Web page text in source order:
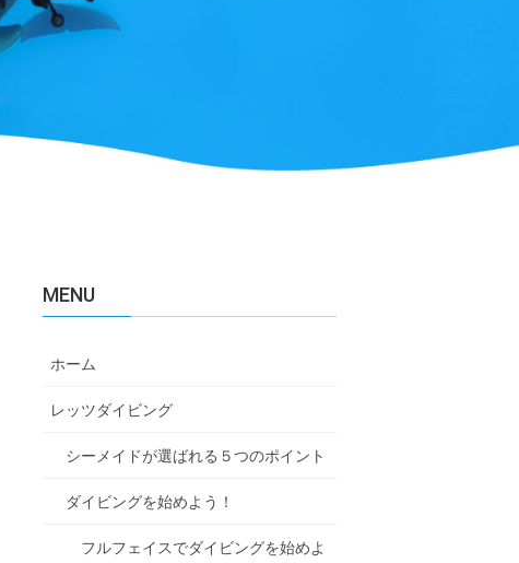
MENU
ホーム
レッツダイビング
シーメイドが選ばれる５つのポイント
ダイビングを始めよう！
フルフェイスでダイビングを始めよ